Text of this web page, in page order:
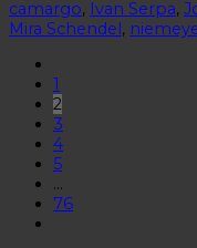
camargo, Ivan Serpa,
Mira Schendel,
1
2
3
4
5
…
76